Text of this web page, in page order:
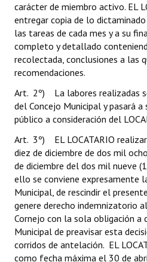
carácter de miembro activo. EL
entregar copia de lo
las tareas de cada mes y a su
completo y detallado
recolectada, conclusiones a las
recomendaciones.
Art. 2º) La labores realizadas
del Concejo Municipal y pasará
público a consideración del
Art. 3º) EL LOCATARIO
diez de diciembre de dos mil
de diciembre del dos mil nueve
ello se conviene expresamente
Municipal, de rescindir el
genere derecho indemnizatorio
Cornejo con la sola obligación a
Municipal de preavisar esta
corridos de antelación. EL
como fecha máxima el 30 de